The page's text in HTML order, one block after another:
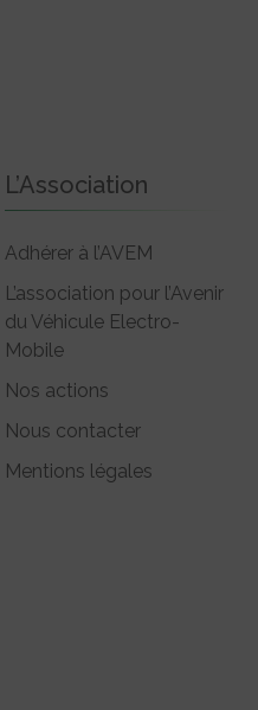
L’Association
Adhérer à l’AVEM
L’association pour l’Avenir
du Véhicule Electro-
Mobile
Nos actions
Nous contacter
Mentions légales